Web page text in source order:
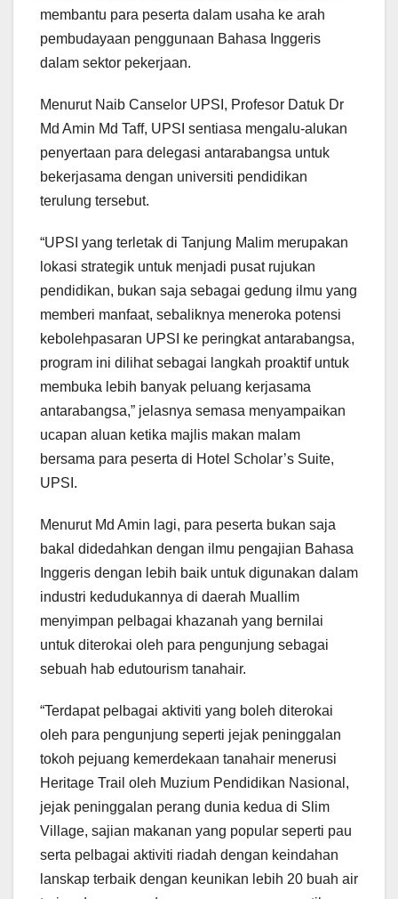
membantu para peserta dalam usaha ke arah
pembudayaan penggunaan Bahasa Inggeris
dalam sektor pekerjaan.
Menurut Naib Canselor UPSI, Profesor Datuk Dr
Md Amin Md Taff, UPSI sentiasa mengalu-alukan
penyertaan para delegasi antarabangsa untuk
bekerjasama dengan universiti pendidikan
terulung tersebut.
“UPSI yang terletak di Tanjung Malim merupakan
lokasi strategik untuk menjadi pusat rujukan
pendidikan, bukan saja sebagai gedung ilmu yang
memberi manfaat, sebaliknya meneroka potensi
kebolehpasaran UPSI ke peringkat antarabangsa,
program ini dilihat sebagai langkah proaktif untuk
membuka lebih banyak peluang kerjasama
antarabangsa,” jelasnya semasa menyampaikan
ucapan aluan ketika majlis makan malam
bersama para peserta di Hotel Scholar’s Suite,
UPSI.
Menurut Md Amin lagi, para peserta bukan saja
bakal didedahkan dengan ilmu pengajian Bahasa
Inggeris dengan lebih baik untuk digunakan dalam
industri kedudukannya di daerah Muallim
menyimpan pelbagai khazanah yang bernilai
untuk diterokai oleh para pengunjung sebagai
sebuah hab edutourism tanahair.
“Terdapat pelbagai aktiviti yang boleh diterokai
oleh para pengunjung seperti jejak peninggalan
tokoh pejuang kemerdekaan tanahair menerusi
Heritage Trail oleh Muzium Pendidikan Nasional,
jejak peninggalan perang dunia kedua di Slim
Village, sajian makanan yang popular seperti pau
serta pelbagai aktiviti riadah dengan keindahan
lanskap terbaik dengan keunikan lebih 20 buah air